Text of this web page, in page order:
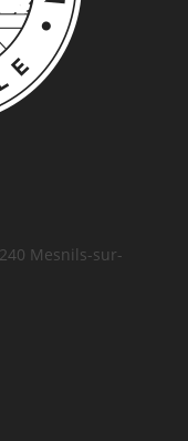
Mesnils-sur-